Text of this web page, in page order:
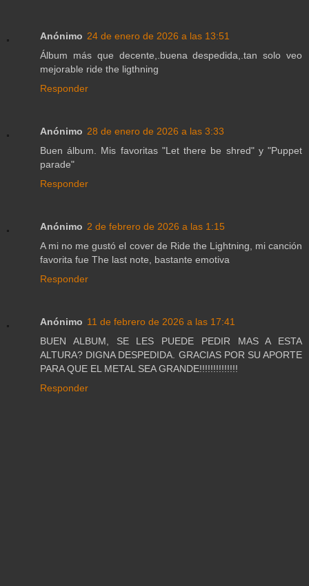
Anónimo 24 de enero de 2026 a las 13:51
Álbum más que decente,.buena despedida,.tan solo veo
mejorable ride the ligthning
Responder
Anónimo 28 de enero de 2026 a las 3:33
Buen álbum. Mis favoritas "Let there be shred" y "Puppet
parade"
Responder
Anónimo 2 de febrero de 2026 a las 1:15
A mi no me gustó el cover de Ride the Lightning, mi canción
favorita fue The last note, bastante emotiva
Responder
Anónimo 11 de febrero de 2026 a las 17:41
BUEN ALBUM, SE LES PUEDE PEDIR MAS A ESTA
ALTURA? DIGNA DESPEDIDA. GRACIAS POR SU APORTE
PARA QUE EL METAL SEA GRANDE!!!!!!!!!!!!!!
Responder